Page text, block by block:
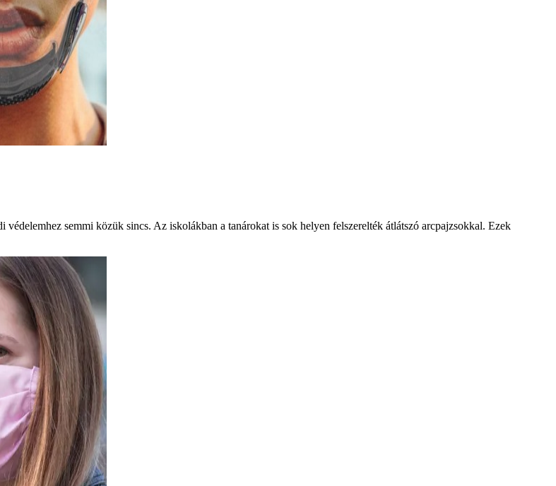
semmi közük sincs. Az iskolákban a tanárokat is sok helyen felszerelték átlátszó arcpajzsokkal. Ezek